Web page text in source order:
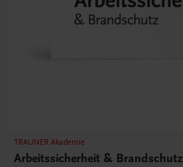
TRAUNER Akademie
Arbeitssicherheit & Brandschutz